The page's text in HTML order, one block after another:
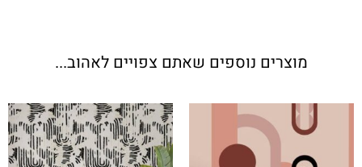
מוצרים נוספים שאתם צפויים לאהוב...